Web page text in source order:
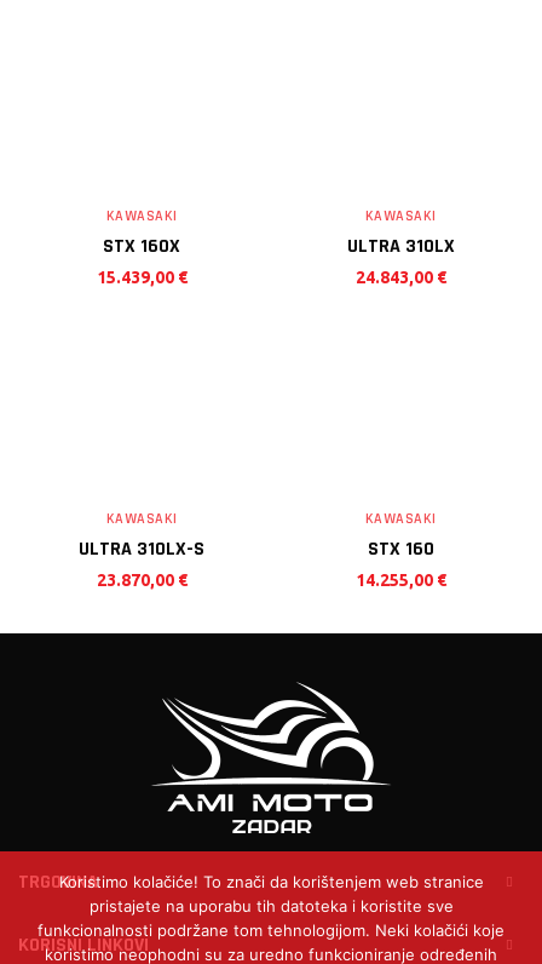
STX 160X
KAWASAKI
15.439,00 €
ULTRA 310LX
KAWASAKI
24.843,00 €
ULTRA 310LX-S
KAWASAKI
23.870,00 €
STX 160
KAWASAKI
14.255,00 €
TRGOVINA
KORISNI LINKOVI
Koristimo kolačiće! To znači da korištenjem web stranice
pristajete na uporabu tih datoteka i koristite sve
funkcionalnosti podržane tom tehnologijom. Neki kolačići koje
koristimo neophodni su za uredno funkcioniranje određenih